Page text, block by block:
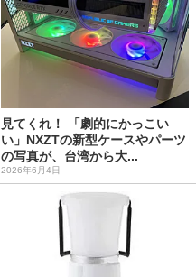
見てくれ！ 「劇的にかっこい
い」NXZTの新型ケースやパーツ
の写真が、台湾から大...
2026年6月4日